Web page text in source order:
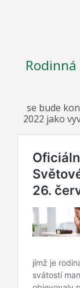
se bude
2022 jako